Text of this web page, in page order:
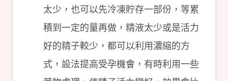
太少，也可以先冷凍貯存一部份，等累
積到一定的量再做，精液太少或是活力
好的精子較少，都可以利用濃縮的方
式，設法提高受孕機會，有時利用一些